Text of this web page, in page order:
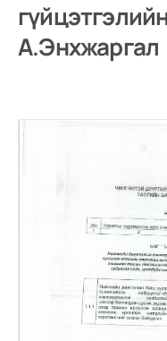
А.Энхжаргал